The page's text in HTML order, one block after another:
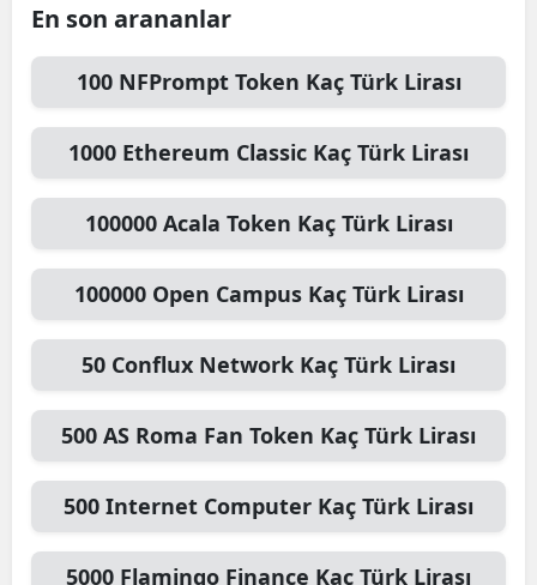
En son arananlar
100 NFPrompt Token Kaç Türk Lirası
1000 Ethereum Classic Kaç Türk Lirası
100000 Acala Token Kaç Türk Lirası
100000 Open Campus Kaç Türk Lirası
50 Conflux Network Kaç Türk Lirası
500 AS Roma Fan Token Kaç Türk Lirası
500 Internet Computer Kaç Türk Lirası
5000 Flamingo Finance Kaç Türk Lirası